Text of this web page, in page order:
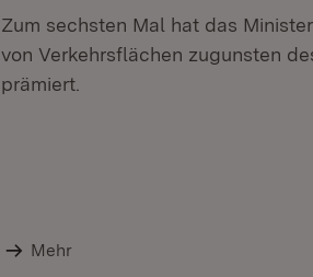
Zum sechsten Mal hat das
von Verkehrsflächen zugunsten
prämiert.
Mehr